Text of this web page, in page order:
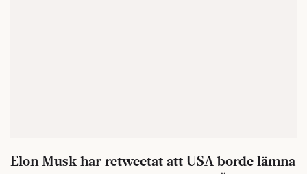
Elon Musk har retweetat att USA borde lämna